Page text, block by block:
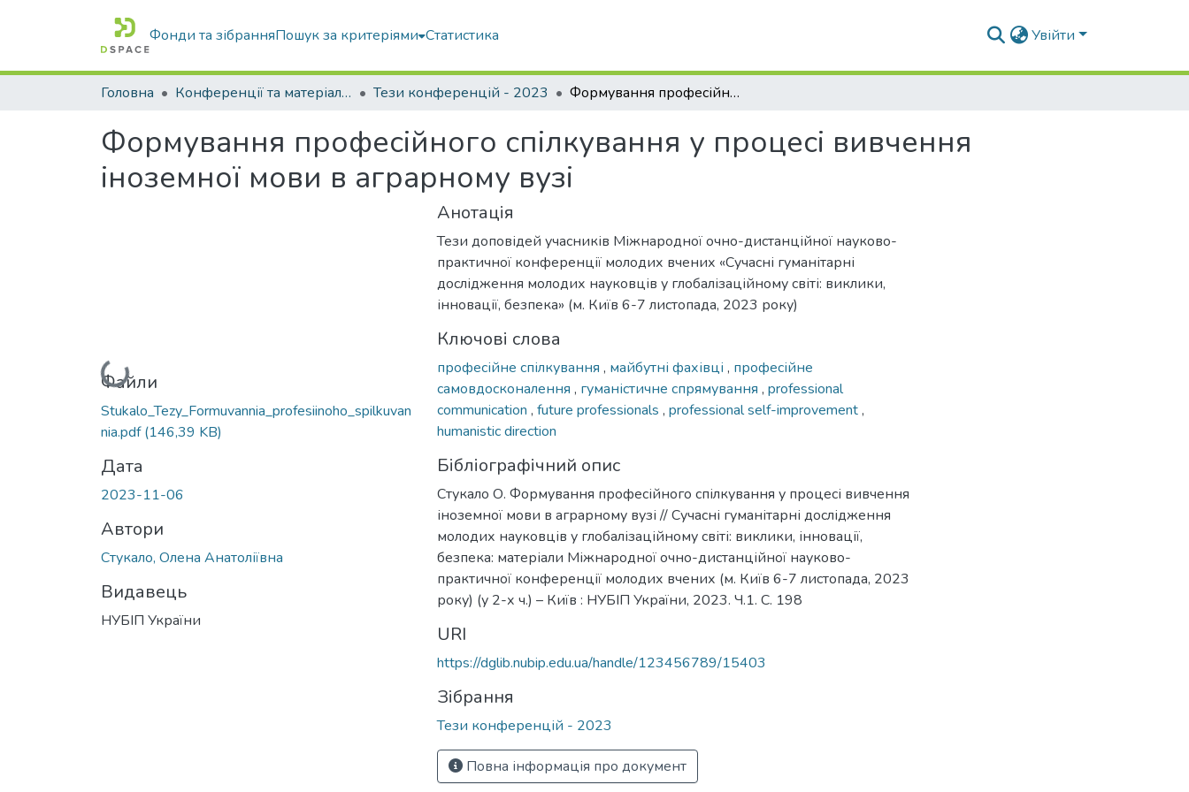
Фонди та зібранняПошук за критеріями Статистика Увійти
Головна Конференції та матеріали конференцій Тези конференцій - 2023 Формування професійного спілкування у процесі вивчення іноземної мови в аграрному вузі
Формування професійного спілкування у процесі вивчення
іноземної мови в аграрному вузі
Вантажиться...
Файли
Stukalo_Tezy_Formuvannia_profesiinoho_spilkuvan
nia.pdf(146,39 KB)
Дата
2023-11-06
Автори
Стукало, Олена Анатоліївна
Видавець
НУБІП України
Анотація
Тези доповідей учасників Міжнародної очно-дистанційної науково-
практичної конференції молодих вчених «Сучасні гуманітарні
дослідження молодих науковців у глобалізаційному світі: виклики,
інновації, безпека» (м. Київ 6-7 листопада, 2023 року)
Ключові слова
професійне спілкування , майбутні фахівці , професійне
самовдосконалення , гуманістичне спрямування , professional
communication , future professionals , professional self-improvement,
humanistic direction
Бібліографічний опис
Стукало О. Формування професійного спілкування у процесі вивчення
іноземної мови в аграрному вузі // Сучасні гуманітарні дослідження
молодих науковців у глобалізаційному світі: виклики, інновації,
безпека: матеріали Міжнародної очно-дистанційної науково-
практичної конференції молодих вчених (м. Київ 6-7 листопада, 2023
року) (у 2-х ч.) – Київ : НУБІП України, 2023. Ч.1. С. 198
URI
https://dglib.nubip.edu.ua/handle/123456789/15403
Зібрання
Тези конференцій - 2023
Повна інформація про документ